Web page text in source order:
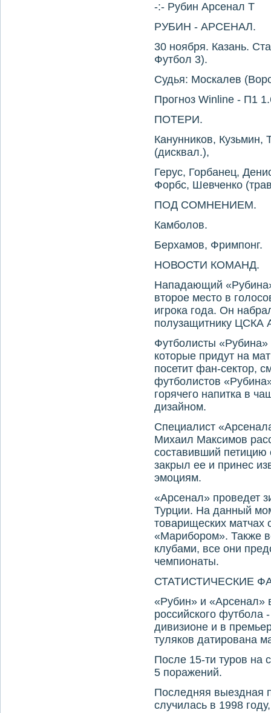
-:- Рубин Арсенал Т
РУБИН - АРСЕНАЛ.
30 ноября. Казань.
Футбол 3).
Судья: Москалев
Прогноз Winline - П1
ПОТЕРИ.
Канунников, Кузьмин,
(дисквал.),
Герус, Горбанец,
Форбс, Шевченко
ПОД СОМНЕНИЕМ.
Камболов.
Берхамов, Фримпонг.
НОВОСТИ КОМАНД.
Нападающий
второе место в
игрока года. Он
полузащитнику ЦСКА
Футболисты
которые придут на
посетит фан-сектор,
футболистов
горячего напитка в
дизайном.
Специалист
Михаил Максимов
составивший петицию
закрыл ее и принес
эмоциям.
«Арсенал» проведет
Турции. На данный
товарищеских матчах
«Марибором». Также
клубами, все они
чемпионаты.
СТАТИСТИЧЕСКИЕ
«Рубин» и «Арсенал»
российского футбола
дивизионе и в
туляков датирована
После 15-ти туров на
5 поражений.
Последняя выездная
случилась в 1998